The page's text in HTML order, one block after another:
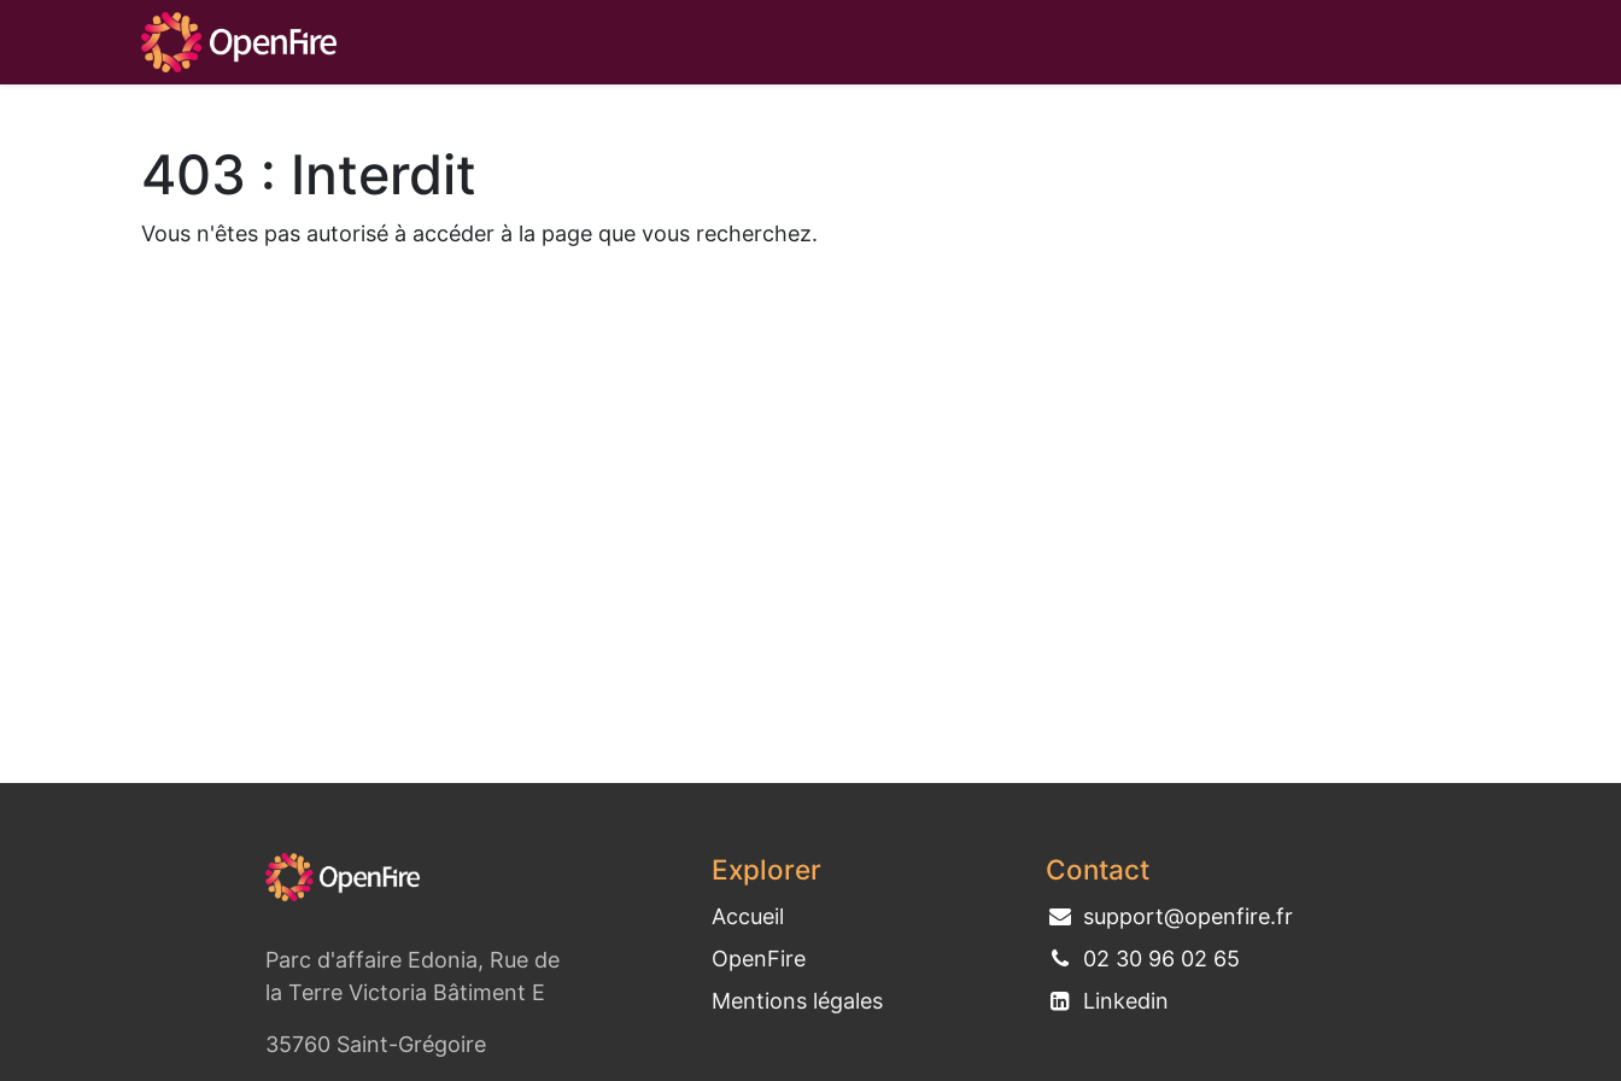
403 : Interdit
Vous n'êtes pas autorisé à accéder à la page que vous recherchez.
Contact
support@openfire.fr
02 30 96 02 65
Linkedin
Parc d'affaire Edonia, Rue de
la Terre Victoria Bâtiment E
35760 Saint-Grégoire
Explorer
Accueil
OpenFire
Mentions légales